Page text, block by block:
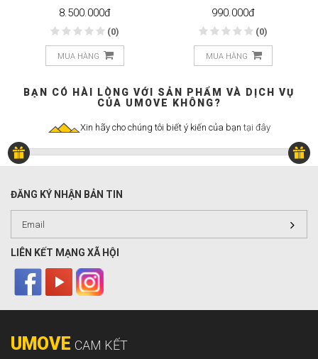
8.500.000đ
(0)
MUA HÀNG
990.000đ
(0)
MUA HÀNG
BẠN CÓ HÀI LÒNG VỚI SẢN PHẨM VÀ DỊCH VỤ
CỦA UMOVE KHÔNG?
Xin hãy cho chúng tôi biết ý kiến của bạn tại đây
ĐĂNG KÝ NHẬN BẢN TIN
LIÊN KẾT MẠNG XÃ HỘI
UMOVE CAM KẾT